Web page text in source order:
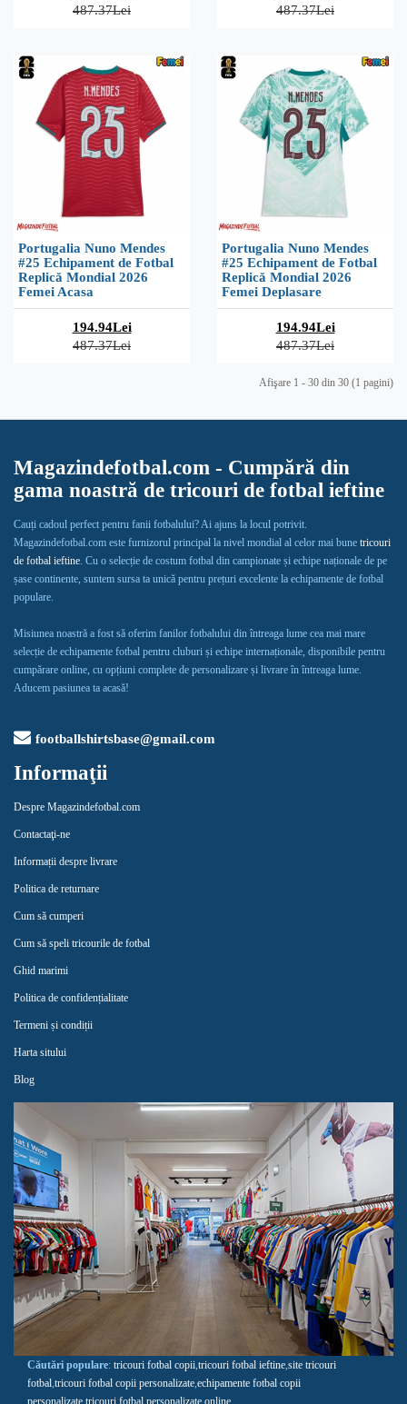
487.37Lei
487.37Lei
Portugalia Nuno Mendes
#25 Echipament de Fotbal
Replică Mondial 2026
Femei Acasa
194.94Lei
487.37Lei
Portugalia Nuno Mendes
#25 Echipament de Fotbal
Replică Mondial 2026
Femei Deplasare
194.94Lei
487.37Lei
Afişare 1 - 30 din 30 (1 pagini)
Magazindefotbal.com - Cumpără din
gama noastră de tricouri de fotbal ieftine
Cauți cadoul perfect pentru fanii fotbalului? Ai ajuns la locul potrivit.
Magazindefotbal.com este furnizorul principal la nivel mondial al celor mai bune tricouri
de fotbal ieftine. Cu o selecție de costum fotbal din campionate și echipe naționale de pe
șase continente, suntem sursa ta unică pentru prețuri excelente la echipamente de fotbal
populare.
Misiunea noastră a fost să oferim fanilor fotbalului din întreaga lume cea mai mare
selecție de echipamente fotbal pentru cluburi și echipe internaționale, disponibile pentru
cumpărare online, cu opțiuni complete de personalizare și livrare în întreaga lume.
Aducem pasiunea ta acasă!
footballshirtsbase@gmail.com
Informaţii
Despre Magazindefotbal.com
Contactaţi-ne
Informații despre livrare
Politica de returnare
Cum să cumperi
Cum să speli tricourile de fotbal
Ghid marimi
Politica de confidențialitate
Termeni și condiții
Harta sitului
Blog
Căutări populare: tricouri fotbal copii tricouri fotbal ieftine site tricouri
fotbal tricouri fotbal copii personalizate echipamente fotbal copii
personalizate tricouri fotbal personalizate online